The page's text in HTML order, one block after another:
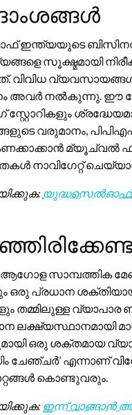
ഇന്ത്യയുടെ ബിസിനസ്
സൂക്ഷ്മമായി
വിവിധ
അവർ നൽകുന്നു. ഈ
സ്റ്റോറികളും
വരുമാനം,
മ്യൂച്വൽ
നാവിഗേറ്റ്
യുദ്ധസെൽഓഫ്:
ആഗോള സാമ്പത്തിക
ഒരു പ്രധാന
തമ്മിലുള്ള വ്യാപാര
ലക്ഷ്യസ്ഥാനമായി
ഒരു ശക്തമായ
ചേഞ്ചർ’ എന്നാണ്
കൊണ്ടുവരും.
ഇന്ന് വാങ്ങാൻ